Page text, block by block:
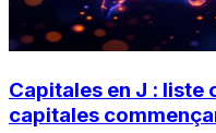
Capitales en J : liste
capitales